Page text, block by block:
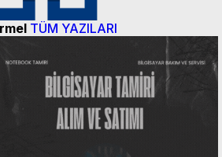
desteği ile…
TÜM YAZILARI